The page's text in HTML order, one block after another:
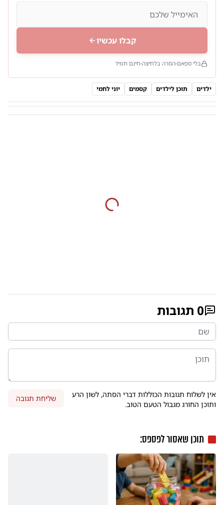
קבלו עכשיו
בלי ספאם הסרה בלחיצה חינם תמיד
ילדים תוכן לילדים קסמים יוני לחמי
0 תגובות
אין לשלוח תגובות הכוללות דברי הסתה, לשון הרע
ותוכן החורג מגבול הטעם הטוב.
שליחת תגובה
תוכן שאסור לפספס: